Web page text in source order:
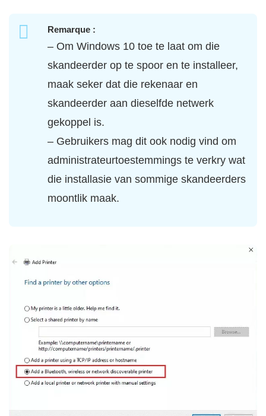
Remarque :
– Om Windows 10 toe te laat om die
skandeerder op te spoor en te installeer,
maak seker dat die rekenaar en
skandeerder aan dieselfde netwerk
gekoppel is.
– Gebruikers mag dit ook nodig vind om
administrateurtoestemmings te verkry wat
die installasie van sommige skandeerders
moontlik maak.